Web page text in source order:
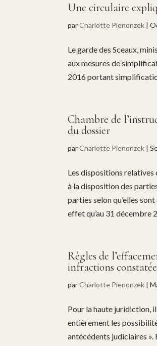
Une circulaire
parCharlotte Pienonzek |
Le garde des Sceaux,
aux mesures de
2016 portant
Chambre de
du dossier
parCharlotte Pienonzek |
Les dispositions relatives
à la disposition des
parties selon qu’elles
effet qu’au 31 décembre
Règles de
infractions
parCharlotte Pienonzek |
Pour la haute juridiction,
entièrement les
antécédents judiciaires ».